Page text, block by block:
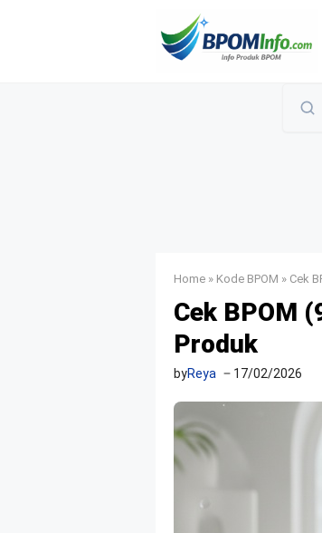
Home » Kode BPOM » Cek
Cek BPOM
Produk
byReya 17/02/2026